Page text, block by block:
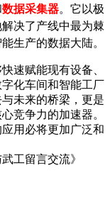
数据采集器。它以极
决了产线中最为棘
生产的数据大陆。
速赋能现有设备、
化车间和智能工厂
未来的桥梁，更是
竞争力的加速器。
应用必将更加广泛和
工留言交流》